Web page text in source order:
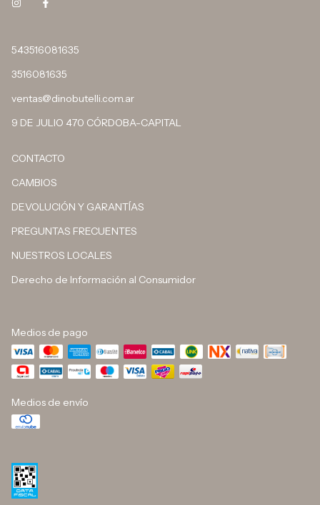
543516081635
3516081635
ventas@dinobutelli.com.ar
9 DE JULIO 470 CÓRDOBA-CAPITAL
CONTACTO
CAMBIOS
DEVOLUCIÓN Y GARANTÍAS
PREGUNTAS FRECUENTES
NUESTROS LOCALES
Derecho de Información al Consumidor
Medios de pago
Medios de envío